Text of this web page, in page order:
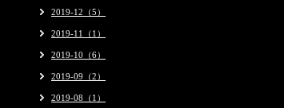
2019-12（5）
2019-11（1）
2019-10（6）
2019-09（2）
2019-08（1）